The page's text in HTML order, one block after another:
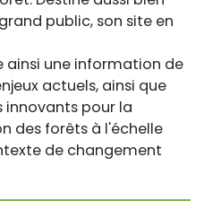
public, son site en
ainsi une information de
actuels, ainsi que
innovants pour la
des forêts à l'échelle
de changement